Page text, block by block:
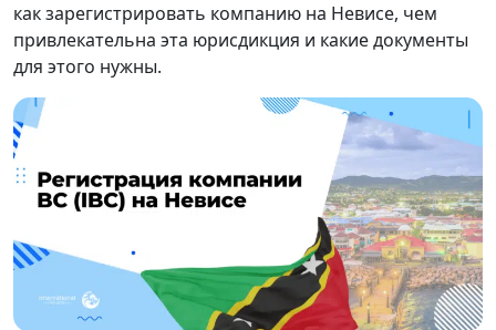
как зарегистрировать компанию на Невисе, чем
привлекательна эта юрисдикция и какие документы
для этого нужны.